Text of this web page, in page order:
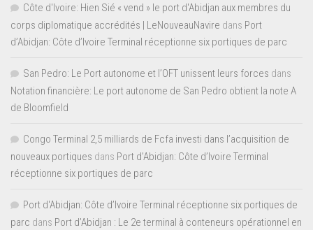
Côte d'Ivoire: Hien Sié « vend » le port d'Abidjan aux membres du
corps diplomatique accrédités | LeNouveauNavire dans Port
d’Abidjan: Côte d’Ivoire Terminal réceptionne six portiques de parc
San Pedro: Le Port autonome et l’OFT unissent leurs forces dans
Notation financière: Le port autonome de San Pedro obtient la note A
de Bloomfield
Congo Terminal 2,5 milliards de Fcfa investi dans l’acquisition de
nouveaux portiques dans Port d’Abidjan: Côte d’Ivoire Terminal
réceptionne six portiques de parc
Port d'Abidjan: Côte d’Ivoire Terminal réceptionne six portiques de
parc dans Port d’Abidjan : Le 2e terminal à conteneurs opérationnel en